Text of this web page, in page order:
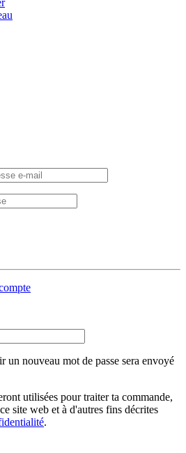
un nouveau mot de passe sera envoyé
utilisées pour traiter ta commande,
site web et à d'autres fins décrites
.